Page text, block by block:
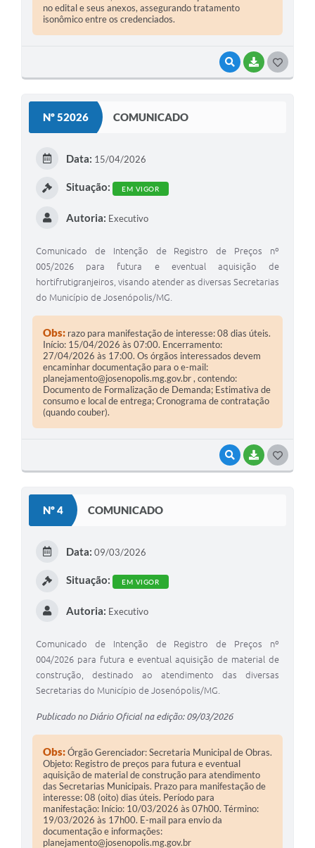
VISUALIZAR
BAIXAR
no edital e seus anexos, assegurando tratamento
isonômico entre os credenciados.
Nº 52026 COMUNICADO
VISUALIZAR
BAIXAR
Data: 15/04/2026
Situação: EM VIGOR
Autoria: Executivo
Comunicado de Intenção de Registro de Preços nº
005/2026 para futura e eventual aquisição de
hortifrutigranjeiros, visando atender as diversas Secretarias
do Município de Josenópolis/MG.
Obs: razo para manifestação de interesse: 08 dias úteis.
Início: 15/04/2026 às 07:00. Encerramento:
27/04/2026 às 17:00. Os órgãos interessados devem
encaminhar documentação para o e-mail:
planejamento@josenopolis.mg.gov.br, contendo:
Documento de Formalização de Demanda; Estimativa de
consumo e local de entrega; Cronograma de contratação
(quando couber).
Nº 4 COMUNICADO
Data: 09/03/2026
Situação: EM VIGOR
Autoria: Executivo
Comunicado de Intenção de Registro de Preços nº
004/2026 para futura e eventual aquisição de material de
construção, destinado ao atendimento das diversas
Secretarias do Município de Josenópolis/MG.
Publicado no Diário Oficial na edição: 09/03/2026
Obs:Órgão Gerenciador: Secretaria Municipal de Obras.
Objeto: Registro de preços para futura e eventual
aquisição de material de construção para atendimento
das Secretarias Municipais. Prazo para manifestação de
interesse: 08 (oito) dias úteis. Período para
manifestação: Início: 10/03/2026 às 07h00. Término:
19/03/2026 às 17h00. E-mail para envio da
documentação e informações:
planejamento@josenopolis.mg.gov.br